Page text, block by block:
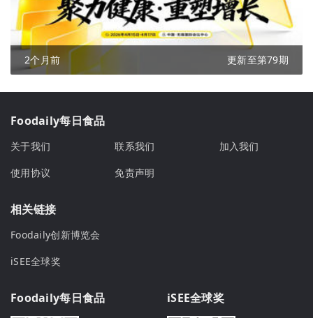
2个月前 更新至第79期
Foodaily每日食品
关于我们 联系我们
加入我们
使用协议
免责声明
相关链接
Foodaily创新博览会
iSEE全球奖
Foodaily每日食品 iSEE全球奖